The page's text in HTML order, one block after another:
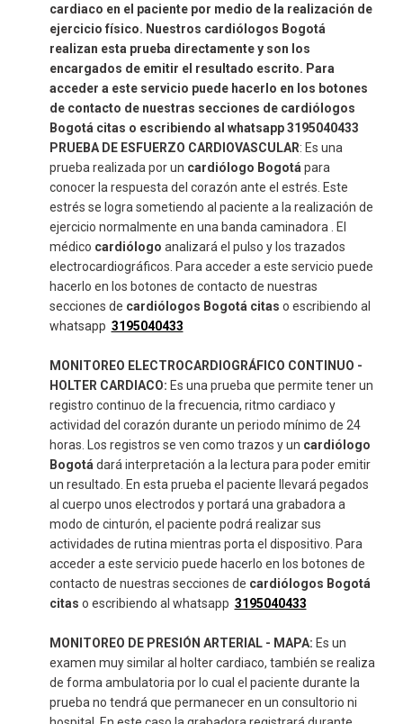
cardiaco en el paciente por medio de la realización de
ejercicio físico. Nuestros cardiólogos Bogotá
realizan esta prueba directamente y son los
encargados de emitir el resultado escrito. Para
acceder a este servicio puede hacerlo en los botones
de contacto de nuestras secciones de cardiólogos
Bogotá citas o escribiendo al whatsapp 3195040433
PRUEBA DE ESFUERZO CARDIOVASCULAR: Es una
prueba realizada por un cardiólogo Bogotá para
conocer la respuesta del corazón ante el estrés. Este
estrés se logra sometiendo al paciente a la realización de
ejercicio normalmente en una banda caminadora . El
médico cardiólogo analizará el pulso y los trazados
electrocardiográficos. Para acceder a este servicio puede
hacerlo en los botones de contacto de nuestras
secciones de cardiólogos Bogotá citas o escribiendo al
whatsapp 3195040433
MONITOREO ELECTROCARDIOGRÁFICO CONTINUO -
HOLTER CARDIACO: Es una prueba que permite tener un
registro continuo de la frecuencia, ritmo cardiaco y
actividad del corazón durante un periodo mínimo de 24
horas. Los registros se ven como trazos y un cardiólogo
Bogotá dará interpretación a la lectura para poder emitir
un resultado. En esta prueba el paciente llevará pegados
al cuerpo unos electrodos y portará una grabadora a
modo de cinturón, el paciente podrá realizar sus
actividades de rutina mientras porta el dispositivo. Para
acceder a este servicio puede hacerlo en los botones de
contacto de nuestras secciones de cardiólogos Bogotá
citas o escribiendo al whatsapp 3195040433
MONITOREO DE PRESIÓN ARTERIAL - MAPA: Es un
examen muy similar al holter cardiaco, también se realiza
de forma ambulatoria por lo cual el paciente durante la
prueba no tendrá que permanecer en un consultorio ni